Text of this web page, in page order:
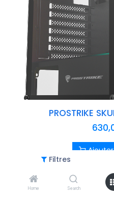
Filtres
Home Search
PROSTRIKE